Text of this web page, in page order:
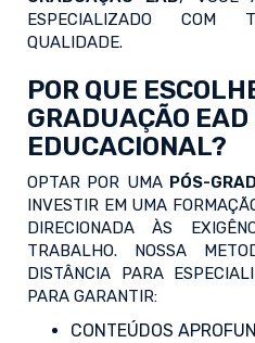
ESPECIALIZADO COM
QUALIDADE.
POR QUE
GRADUAÇÃO
EDUCACIONAL?
OPTAR POR UMA PÓS-
INVESTIR EM UMA
DIRECIONADA ÀS
TRABALHO. NOSSA
DISTÂNCIA PARA
PARA GARANTIR:
CONTEÚDOS